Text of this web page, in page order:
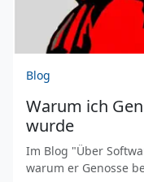
Blog
Warum ich
wurde
Im Blog "Über
warum er Genosse